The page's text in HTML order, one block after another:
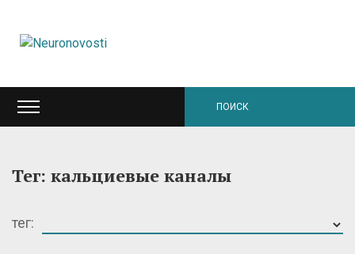
Тег: кальциевые каналы
тег: